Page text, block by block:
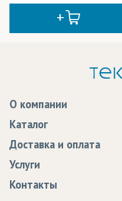
О компании
Статьи
Программа лояльности
Сертификаты качества
Каталог
Доставка и оплата
Доставка
Оплата
Возврат
Услуги
Образцы
Контакты